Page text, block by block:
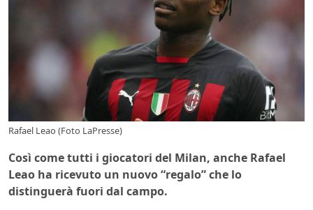
Rafael Leao (Foto LaPresse)
Così come tutti i giocatori del Milan, anche Rafael
Leao ha ricevuto un nuovo “regalo” che lo
distinguerà fuori dal campo.